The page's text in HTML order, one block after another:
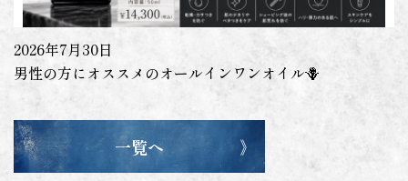
2026年7月30日
男性の方にオススメのオールインワンオイル🪻
一覧へ